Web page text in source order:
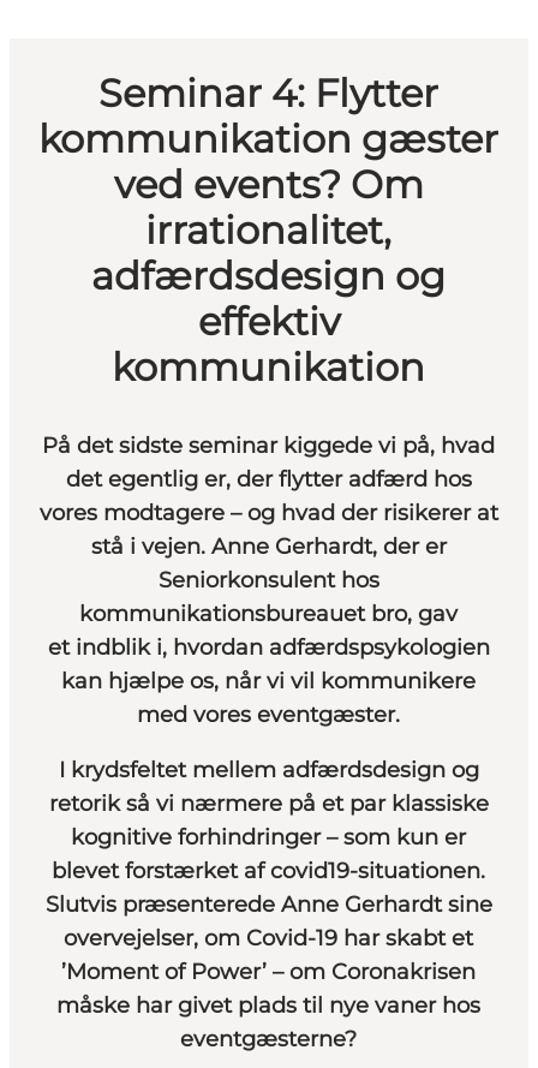
Seminar 4: Flytter
kommunikation gæster
ved events? Om
irrationalitet,
adfærdsdesign og
effektiv
kommunikation
På det sidste seminar kiggede vi på, hvad
det egentlig er, der flytter adfærd hos
vores modtagere – og hvad der risikerer at
stå i vejen. Anne Gerhardt, der er
Seniorkonsulent hos
kommunikationsbureauet bro, gav
et indblik i, hvordan adfærdspsykologien
kan hjælpe os, når vi vil kommunikere
med vores eventgæster.
I krydsfeltet mellem adfærdsdesign og
retorik så vi nærmere på et par klassiske
kognitive forhindringer – som kun er
blevet forstærket af covid19-situationen.
Slutvis præsenterede Anne Gerhardt sine
overvejelser, om Covid-19 har skabt et
’Moment of Power’ – om Coronakrisen
måske har givet plads til nye vaner hos
eventgæsterne?